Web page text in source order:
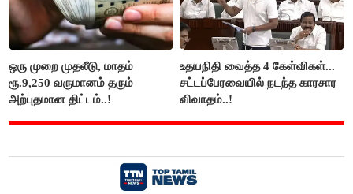
ஒரு முறை முதலீடு, மாதம்
ரூ.9,250 வருமானம் தரும்
அற்புதமான திட்டம்..!
உதயநிதி வைத்த 4 கேள்விகள்...
சட்டப்பேரவையில் நடந்த காரசார
விவாதம்..!